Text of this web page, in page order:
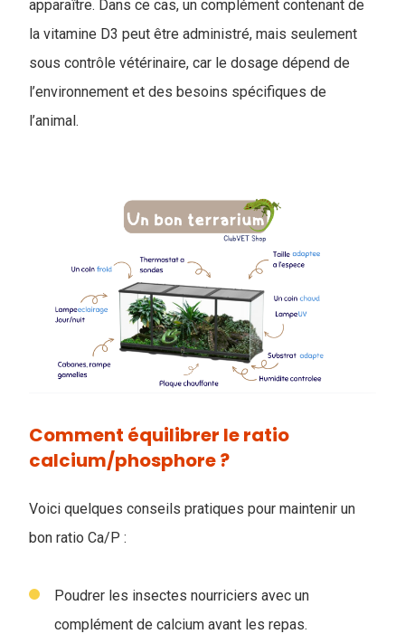
apparaître. Dans ce cas, un complément contenant de
la vitamine D3 peut être administré, mais seulement
sous contrôle vétérinaire, car le dosage dépend de
l’environnement et des besoins spécifiques de
l’animal.
Comment équilibrer le ratio
calcium/phosphore ?
Voici quelques conseils pratiques pour maintenir un
bon ratio Ca/P :
Poudrer les insectes nourriciers avec un
complément de calcium avant les repas.